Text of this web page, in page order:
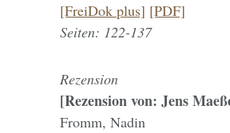
[FreiDok plus] [PDF]
Seiten: 122-137
Rezension
[Rezension von: Jens
Fromm, Nadin